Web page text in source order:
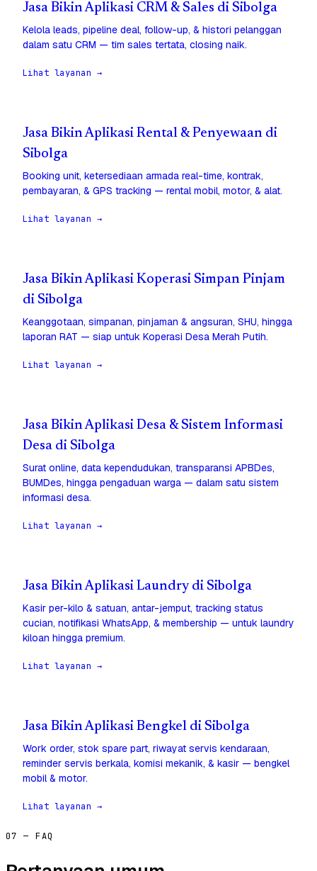
Jasa Bikin Aplikasi CRM & Sales di Sibolga
Kelola leads, pipeline deal, follow-up, & histori pelanggan
dalam satu CRM — tim sales tertata, closing naik.
Lihat layanan →
Jasa Bikin Aplikasi Rental & Penyewaan di
Sibolga
Booking unit, ketersediaan armada real-time, kontrak,
pembayaran, & GPS tracking — rental mobil, motor, & alat.
Lihat layanan →
Jasa Bikin Aplikasi Koperasi Simpan Pinjam
di Sibolga
Keanggotaan, simpanan, pinjaman & angsuran, SHU, hingga
laporan RAT — siap untuk Koperasi Desa Merah Putih.
Lihat layanan →
Jasa Bikin Aplikasi Desa & Sistem Informasi
Desa di Sibolga
Surat online, data kependudukan, transparansi APBDes,
BUMDes, hingga pengaduan warga — dalam satu sistem
informasi desa.
Lihat layanan →
Jasa Bikin Aplikasi Laundry di Sibolga
Kasir per-kilo & satuan, antar-jemput, tracking status
cucian, notifikasi WhatsApp, & membership — untuk laundry
kiloan hingga premium.
Lihat layanan →
Jasa Bikin Aplikasi Bengkel di Sibolga
Work order, stok spare part, riwayat servis kendaraan,
reminder servis berkala, komisi mekanik, & kasir — bengkel
mobil & motor.
Lihat layanan →
07 — FAQ